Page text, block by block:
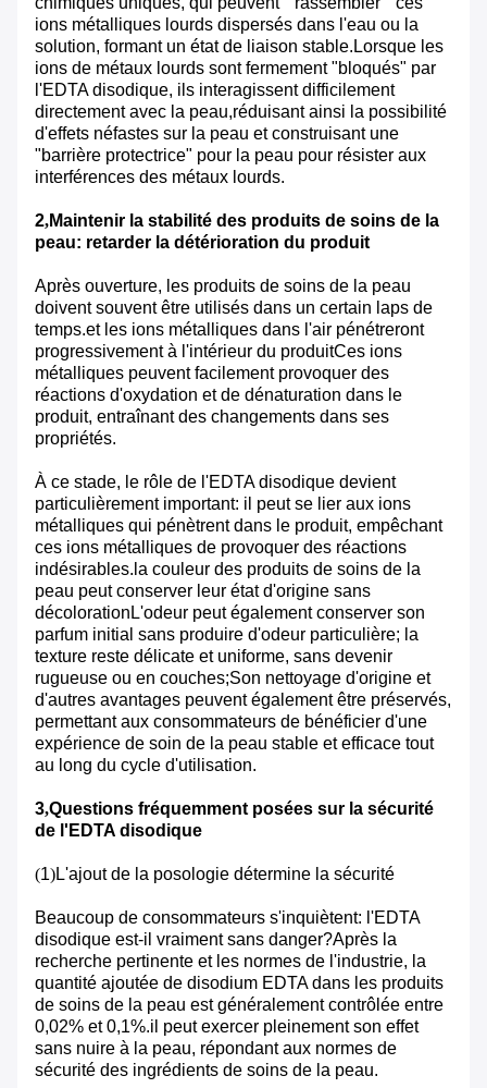
ions métalliques lourds dispersés dans l'eau ou la
solution, formant un état de liaison stable.Lorsque les
ions de métaux lourds sont fermement "bloqués" par
l'EDTA disodique, ils interagissent difficilement
directement avec la peau,réduisant ainsi la possibilité
d'effets néfastes sur la peau et construisant une
"barrière protectrice" pour la peau pour résister aux
interférences des métaux lourds.
2,Maintenir la stabilité des produits de soins de la
peau: retarder la détérioration du produit
Après ouverture, les produits de soins de la peau
doivent souvent être utilisés dans un certain laps de
temps.et les ions métalliques dans l'air pénétreront
progressivement à l'intérieur du produitCes ions
métalliques peuvent facilement provoquer des
réactions d'oxydation et de dénaturation dans le
produit, entraînant des changements dans ses
propriétés.
À ce stade, le rôle de l'EDTA disodique devient
particulièrement important: il peut se lier aux ions
métalliques qui pénètrent dans le produit, empêchant
ces ions métalliques de provoquer des réactions
indésirables.la couleur des produits de soins de la
peau peut conserver leur état d'origine sans
décolorationL'odeur peut également conserver son
parfum initial sans produire d'odeur particulière; la
texture reste délicate et uniforme, sans devenir
rugueuse ou en couches;Son nettoyage d'origine et
d'autres avantages peuvent également être préservés,
permettant aux consommateurs de bénéficier d'une
expérience de soin de la peau stable et efficace tout
au long du cycle d'utilisation.
3,Questions fréquemment posées sur la sécurité
de l'EDTA disodique
(1)L'ajout de la posologie détermine la sécurité
Beaucoup de consommateurs s'inquiètent: l'EDTA
disodique est-il vraiment sans danger?Après la
recherche pertinente et les normes de l'industrie, la
quantité ajoutée de disodium EDTA dans les produits
de soins de la peau est généralement contrôlée entre
0,02% et 0,1%.il peut exercer pleinement son effet
sans nuire à la peau, répondant aux normes de
sécurité des ingrédients de soins de la peau.